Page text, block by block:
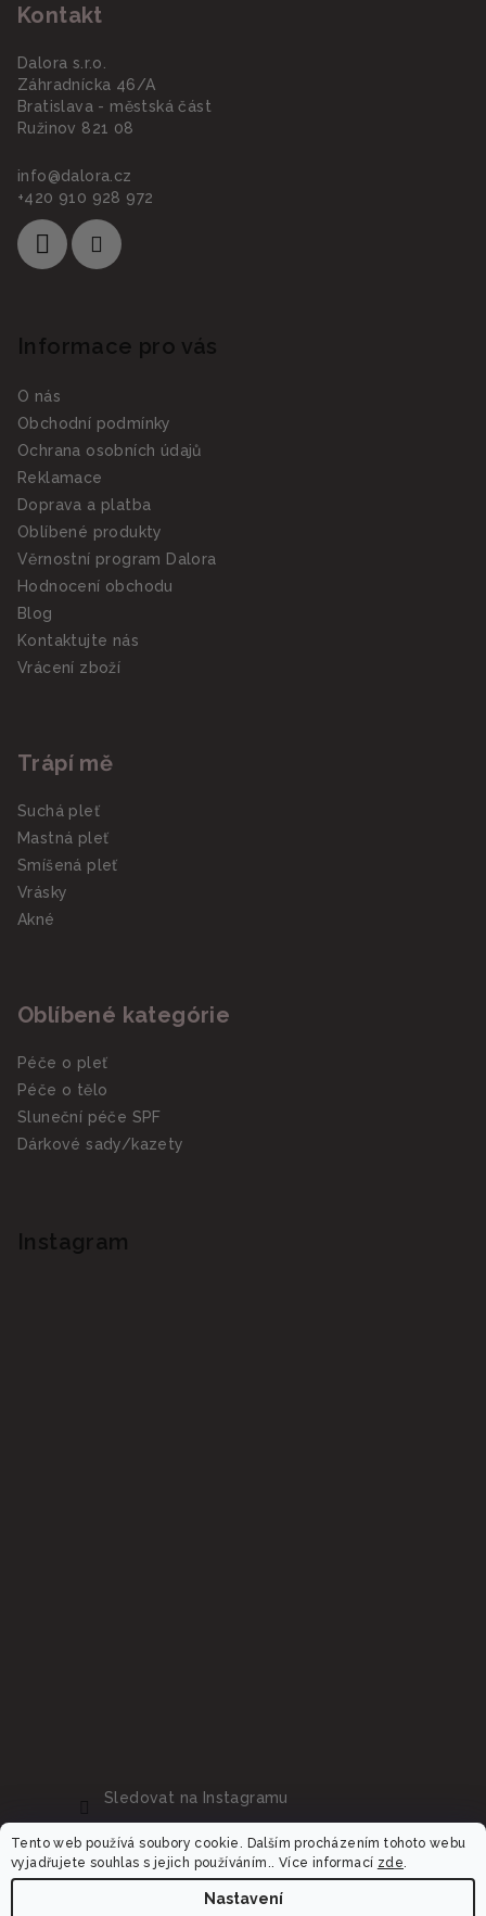
Tento web používá soubory cookie. Dalším procházením tohoto webu
vyjadřujete souhlas s jejich používáním.. Více informací zde.
Nastavení
Kontakt
Dalora s.r.o.
Záhradnícka 46/A
Bratislava - městská část
Ružinov 821 08
info@dalora.cz
+420 910 928 972
Informace pro vás
O nás
Obchodní podmínky
Ochrana osobních údajů
Reklamace
Doprava a platba
Oblíbené produkty
Věrnostní program Dalora
Hodnocení obchodu
Blog
Kontaktujte nás
Vrácení zboží
Trápí mě
Suchá pleť
Mastná pleť
Smíšená pleť
Vrásky
Akné
Oblíbené kategórie
Péče o pleť
Péče o tělo
Sluneční péče SPF
Dárkové sady/kazety
Instagram
Sledovat na Instagramu